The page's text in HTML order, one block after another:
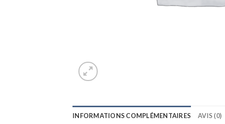
INFORMATIONS COMPLÉMENTAIRES AVIS (0)